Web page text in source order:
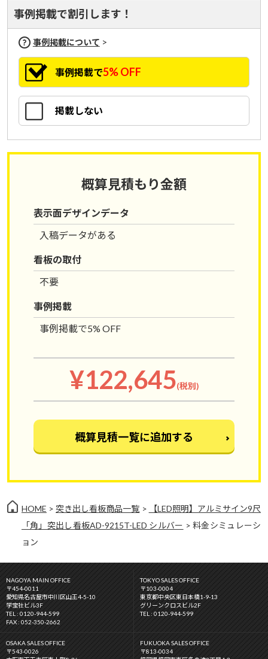
事例掲載で割引します！
事例掲載について >
事例掲載で5% OFF
掲載しない
概算見積もり金額
表示面デザインデータ
入稿データがある
看板の取付
不要
事例掲載
事例掲載で5% OFF
¥122,645(税別)
概算見積一覧に追加する
HOME >突き出し看板商品一覧 >
【LED照明】アルミサイン9尺
「角」突出し看板AD-9215T-LED シルバー > 料金シミュレーシ
ョン
NAGOYA MAIN OFFICE
〒454-0011
愛知県名古屋市中川区山王4-5-10
学宝社ビル3F
TEL : 0120-944-599
FAX : 052-350-2662
TOKYO SALES OFFICE
〒103-0004
東京都中央区東日本橋1-9-13
グリーンクロスビル2F
TEL : 0120-944-599
OSAKA SALES OFFICE
〒543-0026
FUKUOKA SALES OFFICE
〒813-0034